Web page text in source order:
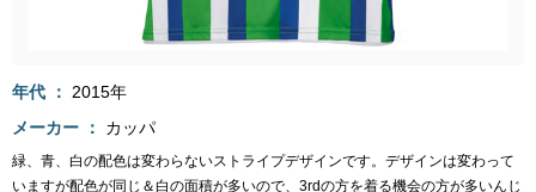
年代
2015年
メーカー
カッパ
緑、青、白の配色は変わらないストライプデザインです。デザインは変わって
いますが配色が同じ＆白の面積が多いので、3rdの方を着る機会の方が多いんじ